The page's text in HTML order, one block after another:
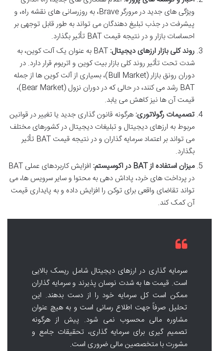
ویژگی های جدید در مرورگر Brave، به روزرسانی های نقشه راه، و
پیشرفت در جذب تبلیغ دهندگان می تواند به طور قابل توجهی بر
احساسات بازار و در نتیجه قیمت BAT تأثیر بگذارد.
روند کلی بازار ارزهای دیجیتال:
BAT به عنوان یک آلت کوین، به
شدت تحت تأثیر روند کلی بازار بیت کوین و اتریوم قرار دارد. در
دوران رونق بازار (Bull Market)، بسیاری از آلت کوین ها از جمله
BAT رشد می کنند، در حالی که در دوران نزول (Bear Market)،
قیمت آن ها نیز کاهش می یابد.
تصمیمات رگولاتوری: هرگونه قانون گذاری جدید یا تغییر در قوانین
مربوط به ارزهای دیجیتال و تبلیغات دیجیتال در کشورهای مختلف
می تواند بر اعتماد سرمایه گذاران و در نتیجه قیمت BAT تأثیر
بگذارد.
میزان استفاده از BAT در اکوسیستم:
افزایش کاربردهای عملی BAT
در پرداخت های خرد، پاداش دهی به محتوا و سایر سرویس ها، می
تواند تقاضای واقعی برای توکن را افزایش داده و به پایداری قیمت
آن کمک کند.
سرمایه گذاری در ارزهای دیجیتال شامل ریسک بالایی
است. قیمت ها به شدت نوسان پذیرند و سرمایه گذاران
ممکن است کل سرمایه خود را از دست بدهند. این
تحلیل صرفاً جهت اطلاع رسانی است و به هیچ عنوان
مشاوره مالی محسوب نمی شود. پیش از هرگونه
تصمیم گیری برای سرمایه گذاری، تحقیقات جامع و
مشورت با متخصصین مالی ضروری است.